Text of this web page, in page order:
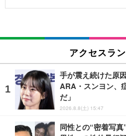
アクセスラ
手が震え続けた原
ARA・スンヨン、
だ」
2026.8.8(土) 15:47
同性との“密着写